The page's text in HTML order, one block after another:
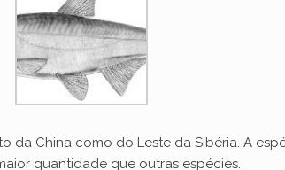
China como do Leste da Sibéria. A
quantidade que outras espécies.